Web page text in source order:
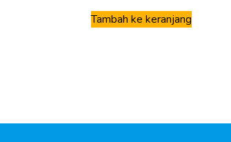
Tambah ke keranjang